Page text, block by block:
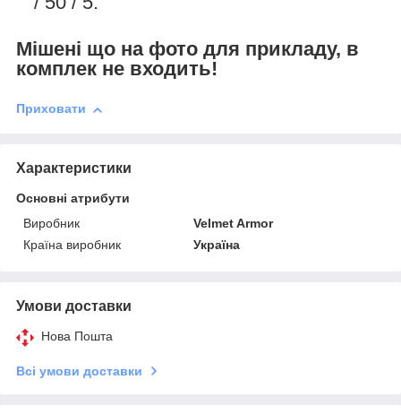
Мішені що на фото для прикладу, в
комплек не входить!
Приховати
Характеристики
Основні атрибути
Виробник
Velmet Armor
Країна виробник
Україна
Умови доставки
Нова Пошта
Всі умови доставки